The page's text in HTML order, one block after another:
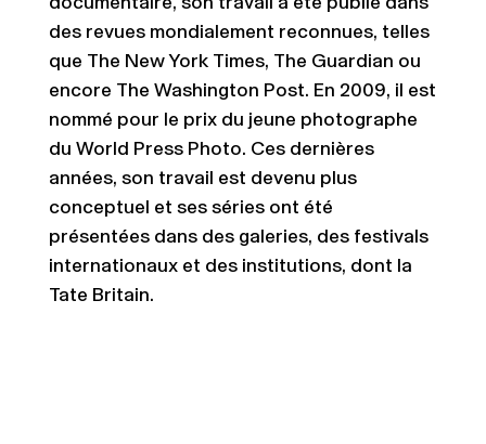
des revues mondialement reconnues, telles
que The New York Times, The Guardian ou
encore The Washington Post. En 2009, il est
nommé pour le prix du jeune photographe
du World Press Photo. Ces dernières
années, son travail est devenu plus
conceptuel et ses séries ont été
présentées dans des galeries, des festivals
internationaux et des institutions, dont la
Tate Britain.